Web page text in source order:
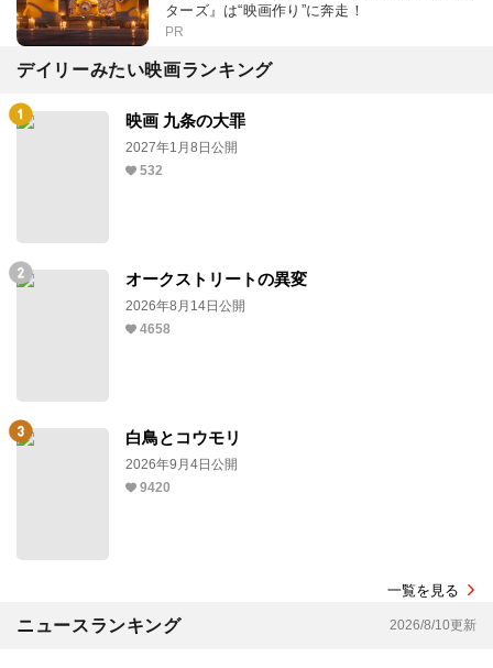
ターズ』は“映画作り”に奔走！
PR
デイリーみたい映画ランキング
映画 九条の大罪
2027年1月8日公開
532
オークストリートの異変
2026年8月14日公開
4658
白鳥とコウモリ
2026年9月4日公開
9420
一覧を見る
ニュースランキング 2026/8/10更新